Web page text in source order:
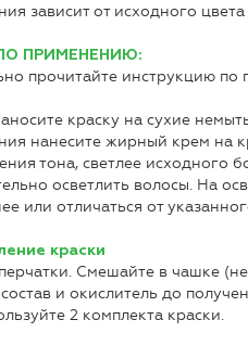
зависит от исходного
ПРИМЕНЕНИЮ:
прочитайте инструкцию
краску на сухие
нанесите жирный крем на
тона, светлее исходного
осветлить волосы. На
или отличаться от
краски
Смешайте в чашке
и окислитель до
2 комплекта краски.